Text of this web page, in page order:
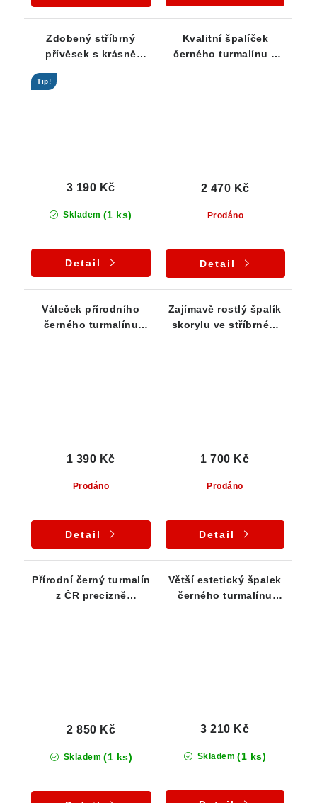
Zdobený stříbrný
přívěsek s krásně
Tip!
Skladem (1 ks)
3 190 Kč
Detail
Kvalitní špalíček
černého turmalínu v
Prodáno
2 470 Kč
Detail
Váleček přírodního
černého turmalínu
Prodáno
1 390 Kč
Detail
Zajímavě rostlý špalík
skorylu ve stříbrném
Prodáno
1 700 Kč
Detail
Přírodní černý turmalín
z ČR precizně
Skladem (1 ks)
2 850 Kč
Větší estetický špalek
černého turmalínu
Skladem (1 ks)
3 210 Kč